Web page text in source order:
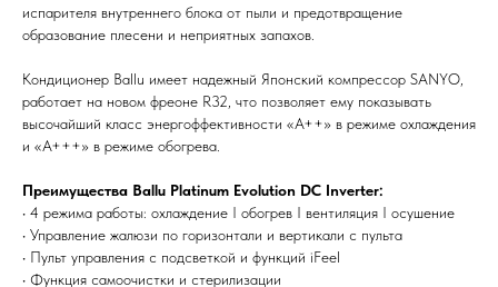
испарителя внутреннего блока от пыли и предотвращение
образование плесени и неприятных запахов.
Кондиционер Ballu имеет надежный Японский компрессор SANYO,
работает на новом фреоне R32, что позволяет ему показывать
высочайший класс энергоффективности «А++» в режиме охлаждения
и «А+++» в режиме обогрева.
Преимущества Ballu Platinum Evolution DC Inverter:
• 4 режима работы: охлаждение I обогрев I вентиляция I осушение
• Управление жалюзи по горизонтали и вертикали с пульта
• Пульт управления с подсветкой и функций iFeel
• Функция самоочистки и стерилизации
Не нашли то, что искали или
затрудняетесь в выборе?
Оставьте заявку, и мы подберем
вам нужный товар
Мы всегда рады вам помочь